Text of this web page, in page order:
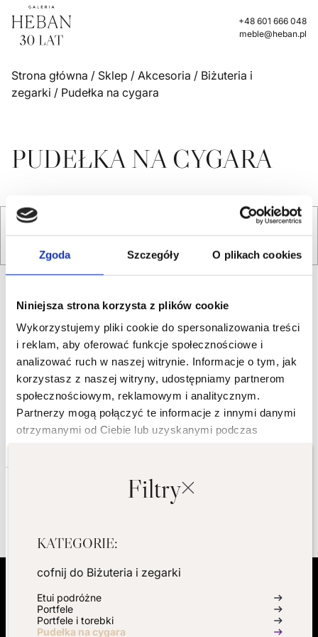
Zgoda Szczegóły O plikach cookies
Niniejsza strona korzysta z plików cookie
Wykorzystujemy pliki cookie do spersonalizowania treści
i reklam, aby oferować funkcje społecznościowe i
analizować ruch w naszej witrynie. Informacje o tym, jak
korzystasz z naszej witryny, udostępniamy partnerom
społecznościowym, reklamowym i analitycznym.
Partnerzy mogą połączyć te informacje z innymi danymi
otrzymanymi od Ciebie lub uzyskanymi podczas
Preferencje
Marketing
+48 601 666 048
meble@heban.pl
Strona główna / Sklep / Akcesoria / Biżuteria i
zegarki / Pudełka na cygara
PUDEŁKA NA CYGARA
Sortowanie
Filtry
KATEGORIE:
cofnij do Biżuteria i zegarki
Etui podróżne
Portfele
Portfele i torebki
Pudełka na cygara